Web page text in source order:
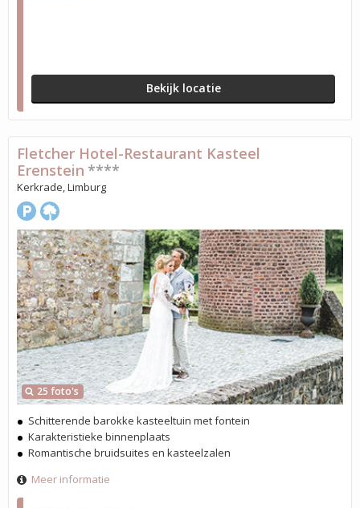
Bekijk locatie
25 foto's
Fletcher Hotel-Restaurant Kasteel
Erenstein ****
Kerkrade, Limburg
Schitterende barokke kasteeltuin met fontein
Karakteristieke binnenplaats
Romantische bruidsuites en kasteelzalen
Meer informatie